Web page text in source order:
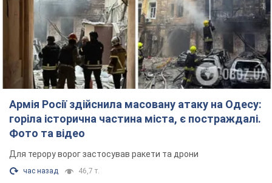
Армія Росії здійснила масовану атаку на Одесу:
горіла історична частина міста, є постраждалі.
Фото та відео
Для терору ворог застосував ракети та дрони
час назад 46,7 т.